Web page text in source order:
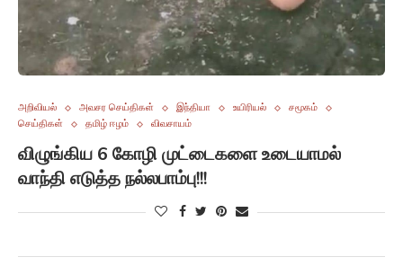
அறிவியல் அவசர செய்திகள் இந்தியா உயிரியல்
சமூகம்
செய்திகள்
தமிழ் ஈழம் விவசாயம்
விழுங்கிய 6 கோழி முட்டைகளை உடையாமல்
வாந்தி எடுத்த நல்லபாம்பு!!!